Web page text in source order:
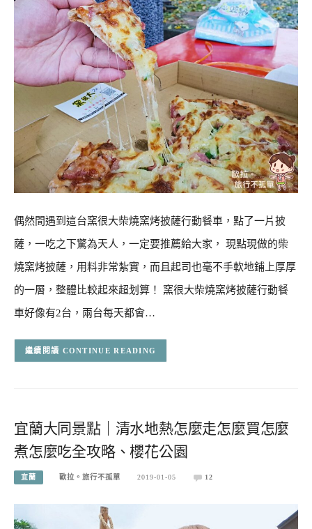
偶然間遇到這台窯很大柴燒窯烤披薩行動餐車，點了一片披
薩，一吃之下驚為天人，一定要推薦給大家， 現點現做的柴
燒窯烤披薩，用料非常紮實，而且起司也毫不手軟地鋪上厚厚
的一層，整體比較起來超划算！ 窯很大柴燒窯烤披薩行動餐
車好像有2台，兩台每天都會…
CONTINUE READING
宜蘭大同景點｜清水地熱怎麼走怎麼買怎麼
煮怎麼吃全攻略、櫻花公園
宜蘭 歐拉。旅行不孤單 2019-01-05 12